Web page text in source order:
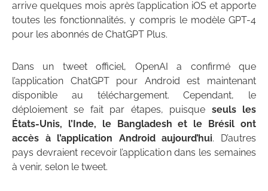
arrive quelques mois après l’application iOS et apporte
toutes les fonctionnalités, y compris le modèle GPT-4
pour les abonnés de ChatGPT Plus.
Dans un tweet officiel, OpenAI a confirmé que
l’application ChatGPT pour Android est maintenant
disponible au téléchargement. Cependant, le
déploiement se fait par étapes, puisque seuls les
États-Unis, l’Inde, le Bangladesh et le Brésil ont
accès à l’application Android aujourd’hui. D’autres
pays devraient recevoir l’application dans les semaines
à venir, selon le tweet.